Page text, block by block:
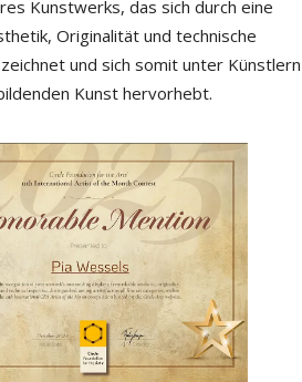
Kunstwerks, das sich durch eine
Originalität und technische
und sich somit unter Künstlern
Kunst hervorhebt.